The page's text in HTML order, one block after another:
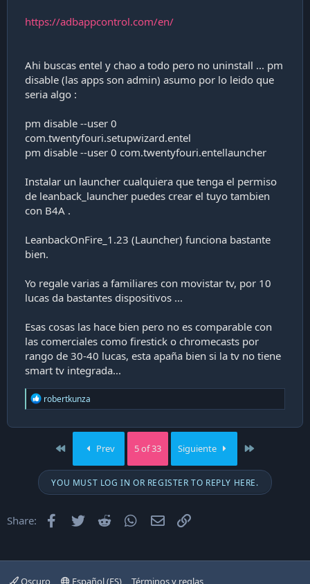
https://adbappcontrol.com/en/
Ahi buscas entel y chao a todo pero no uninstall ... pm
disable (las apps son admin) asumo por lo leido que
seria algo :
pm disable --user 0
com.twentyfouri.setupwizard.entel
pm disable --user 0 com.twentyfouri.entellauncher
Instalar un launcher cualquiera que tenga el permiso
de leanback_launcher puedes crear el tuyo tambien
con B4A .
LeanbackOnFire_1.23 (Launcher) funciona bastante
bien.
Yo regale varias a familiares con movistar tv, por 10
lucas da bastantes dispositivos ...
Esas cosas las hace bien pero no es comparable con
las comerciales como firestick o chromecasts por
rango de 30-40 lucas, esta apaña bien si la tv no tiene
smart tv integrada...
R
e
c
n
:
robertkunza
Prev 5 of 33 Siguiente
YOU MUST LOG IN OR REGISTER TO REPLY HERE.
Share: Facebook
Twitter Reddit WhatsApp
Email
Oscuro Español (ES) Términos y reglas